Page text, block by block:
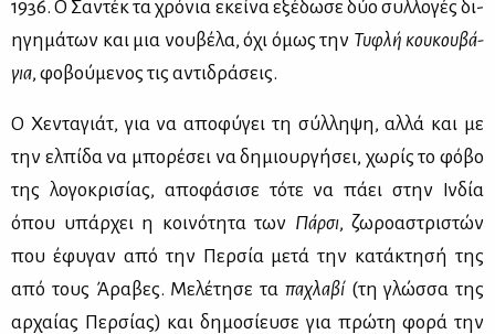
1936. Ο Σα­ντέκ τα χρό­νια εκεί­να εξέ­δω­σε δύο συλ­λο­γές δι­
η­γη­μά­των και μια νου­βέ­λα, όχι όμως την Τυ­φλή κου­κου­βά­
για, φο­βού­με­νος τις αντι­δρά­σεις.
Ο Χε­ντα­γιάτ, για να απο­φύ­γει τη σύλ­λη­ψη, αλ­λά και με
την ελ­πί­δα να μπο­ρέ­σει να δη­μιουρ­γή­σει, χω­ρίς το φό­βο
της λο­γο­κρι­σί­ας, απο­φά­σι­σε τό­τε να πά­ει στην Ιν­δία
όπου υπάρ­χει η κοι­νό­τη­τα των Πάρ­σι, ζω­ρο­α­στρι­στών
που έφυ­γαν από την Περ­σία με­τά την κα­τά­κτη­σή της
από τους Άρα­βες. Με­λέ­τη­σε τα πα­χλα­βί(τη γλώσ­σα της
αρ­χαί­ας Περ­σί­ας) και δη­μο­σί­ευ­σε για πρώ­τη φο­ρά την